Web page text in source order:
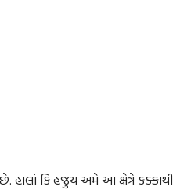
છે. હાલાં કિ હજુય અમે આ ક્ષેત્રે કક્કાથી